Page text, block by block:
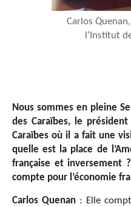
Carlos
l’Institut
Nous sommes en pleine
des Caraïbes, le
Caraïbes où il a fait une
quelle est la place de
française et inversement
compte pour l’économie
Carlos Quenan: Elle